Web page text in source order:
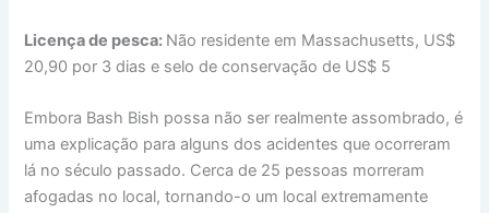
Licença de pesca: Não residente em Massachusetts, US$
20,90 por 3 dias e selo de conservação de US$ 5
Embora Bash Bish possa não ser realmente assombrado, é
uma explicação para alguns dos acidentes que ocorreram
lá no século passado. Cerca de 25 pessoas morreram
afogadas no local, tornando-o um local extremamente